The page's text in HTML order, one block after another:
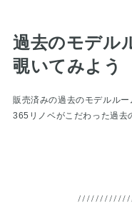
過去のモデル
覗いてみよう
販売済みの過去のモデルルー
365リノベがこだわった過去